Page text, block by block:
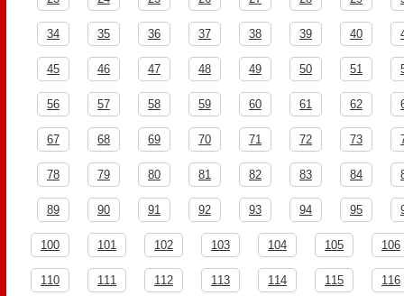
34 35 36 37 38 39 40
45 46 47 48 49 50 51
56 57 58 59 60 61 62
67 68 69 70 71 72 73
78 79 80 81 82 83 84
89 90 91 92 93 94 95
100 101 102 103 104 105 106
110 111 112 113 114 115 116